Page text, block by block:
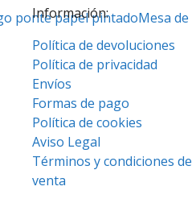
Información:
Política de devoluciones
Política de privacidad
Envíos
Formas de pago
Política de cookies
Aviso Legal
Términos y condiciones de
venta